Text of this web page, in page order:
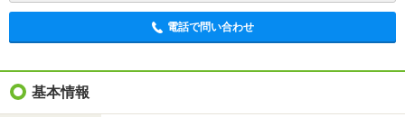
電話で問い合わせ
基本情報